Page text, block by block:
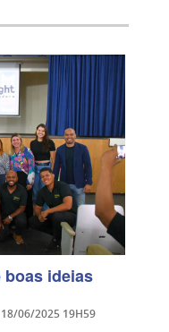
ideias
18/06/2025 19H59